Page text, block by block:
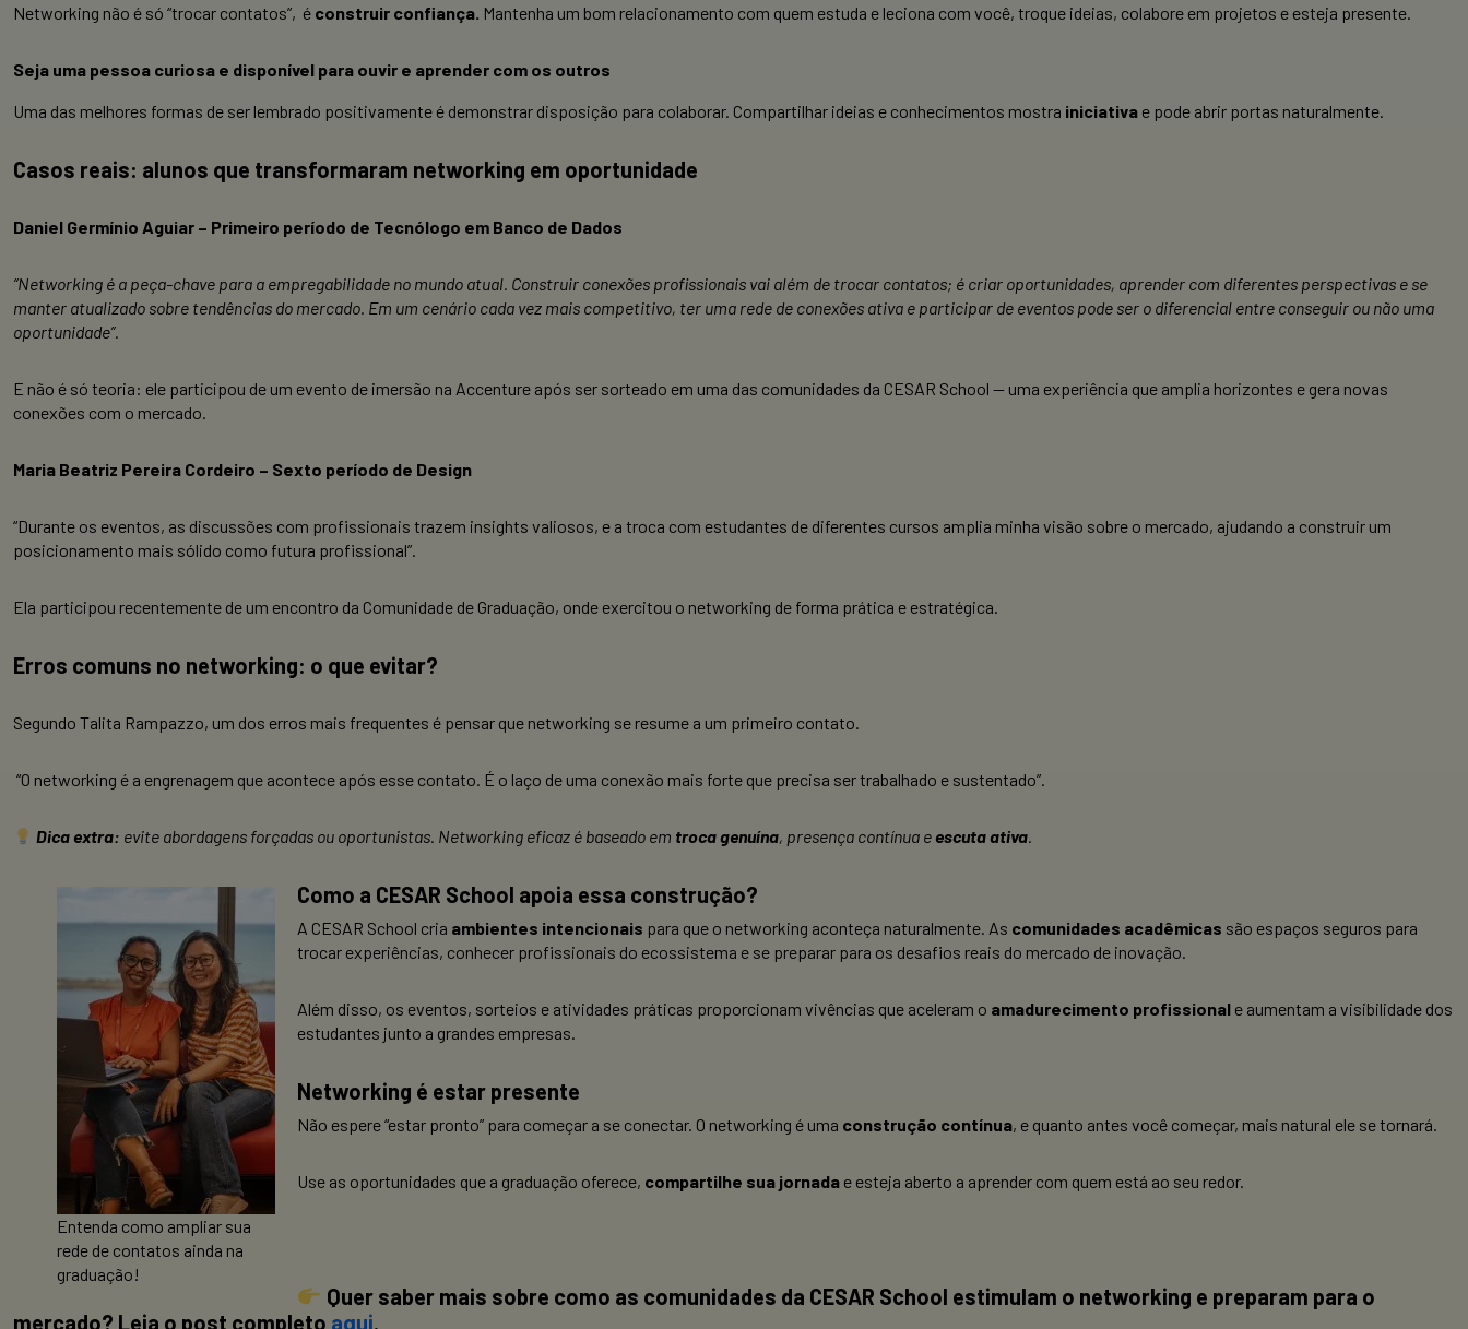
Networking não é só “trocar contatos”, é construir confiança. Mantenha um bom relacionamento com quem estuda e leciona com você, troque ideias, colabore em projetos e esteja presente.
Seja uma pessoa curiosa e disponível para ouvir e aprender com os outros
Uma das melhores formas de ser lembrado positivamente é demonstrar disposição para colaborar. Compartilhar ideias e conhecimentos mostra iniciativa e pode abrir portas naturalmente.
Casos reais: alunos que transformaram networking em oportunidade
Daniel Germínio Aguiar – Primeiro período de Tecnólogo em Banco de Dados
“Networking é a peça-chave para a empregabilidade no mundo atual. Construir conexões profissionais vai além de trocar contatos; é criar oportunidades, aprender com diferentes perspectivas e se
manter atualizado sobre tendências do mercado. Em um cenário cada vez mais competitivo, ter uma rede de conexões ativa e participar de eventos pode ser o diferencial entre conseguir ou não uma
oportunidade”.
E não é só teoria: ele participou de um evento de imersão na Accenture após ser sorteado em uma das comunidades da CESAR School — uma experiência que amplia horizontes e gera novas
conexões com o mercado.
Maria Beatriz Pereira Cordeiro – Sexto período de Design
“Durante os eventos, as discussões com profissionais trazem insights valiosos, e a troca com estudantes de diferentes cursos amplia minha visão sobre o mercado, ajudando a construir um
posicionamento mais sólido como futura profissional”.
Ela participou recentemente de um encontro da Comunidade de Graduação, onde exercitou o networking de forma prática e estratégica.
Erros comuns no networking: o que evitar?
Segundo Talita Rampazzo, um dos erros mais frequentes é pensar que networking se resume a um primeiro contato.
“O networking é a engrenagem que acontece após esse contato. É o laço de uma conexão mais forte que precisa ser trabalhado e sustentado”.
Dica extra: evite abordagens forçadas ou oportunistas. Networking eficaz é baseado em troca genuína, presença contínua e escuta ativa.
Entenda como ampliar sua
rede de contatos ainda na
graduação!
Como a CESAR School apoia essa construção?
A CESAR School cria ambientes intencionais para que o networking aconteça naturalmente. As comunidades acadêmicas são espaços seguros para
trocar experiências, conhecer profissionais do ecossistema e se preparar para os desafios reais do mercado de inovação.
Além disso, os eventos, sorteios e atividades práticas proporcionam vivências que aceleram o amadurecimento profissional e aumentam a visibilidade dos
estudantes junto a grandes empresas.
Networking é estar presente
Não espere “estar pronto” para começar a se conectar. O networking é uma construção contínua, e quanto antes você começar, mais natural ele se tornará.
Use as oportunidades que a graduação oferece, compartilhe sua jornada e esteja aberto a aprender com quem está ao seu redor.
Quer saber mais sobre como as comunidades da CESAR School estimulam o networking e preparam para o
mercado? Leia o post completo aqui.